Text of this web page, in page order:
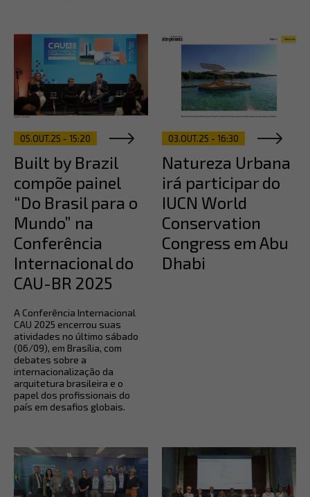
05.OUT.25 - 15:20
Built by Brazil
compõe painel
“Do Brasil para o
Mundo” na
Conferência
Internacional do
CAU-BR 2025
A Conferência Internacional
CAU 2025 encerrou suas
atividades no último sábado
(06/09), em Brasília, com
debates sobre a
internacionalização da
arquitetura brasileira e o
papel dos profissionais do
país em desafios globais.
03.OUT.25 - 16:30
Natureza Urbana
irá participar do
IUCN World
Conservation
Congress em Abu
Dhabi